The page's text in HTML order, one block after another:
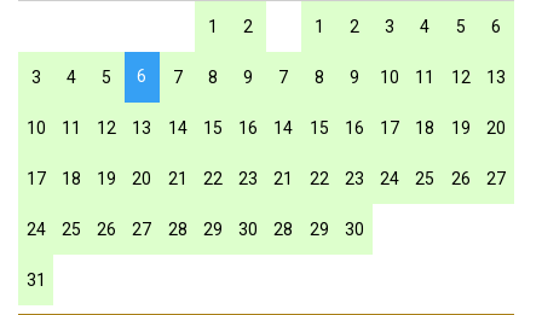
1 2
3 4 5 6 7 8 9
10 11 12 13 14 15 16
17 18 19 20 21 22 23
24 25 26 27 28 29 30
31
1 2 3 4 5 6
7 8 9 10 11 12 13
14 15 16 17 18 19 20
21 22 23 24 25 26 27
28 29 30